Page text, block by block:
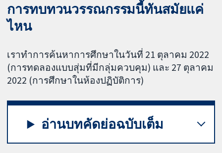
การทบทวนวรรณกรรมนี้ทันสมัยแค่
ไหน
เราทำการค้นหาการศึกษาในวันที่ 21 ตุลาคม 2022
(การทดลองแบบสุ่มที่มีกลุ่มควบคุม) และ 27 ตุลาคม
2022 (การศึกษาในห้องปฏิบัติการ)
อ่านบทคัดย่อฉบับเต็ม